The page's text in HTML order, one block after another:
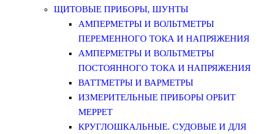
ЩИТОВЫЕ ПРИБОРЫ, ШУНТЫ
АМПЕРМЕТРЫ И ВОЛЬТМЕТРЫ
ПЕРЕМЕННОГО ТОКА И НАПРЯЖЕНИЯ
АМПЕРМЕТРЫ И ВОЛЬТМЕТРЫ
ПОСТОЯННОГО ТОКА И НАПРЯЖЕНИЯ
ВАТТМЕТРЫ И ВАРМЕТРЫ
ИЗМЕРИТЕЛЬНЫЕ ПРИБОРЫ ОРБИТ
МЕРРЕТ
КРУГЛОШКАЛЬНЫЕ. СУДОВЫЕ И ДЛЯ